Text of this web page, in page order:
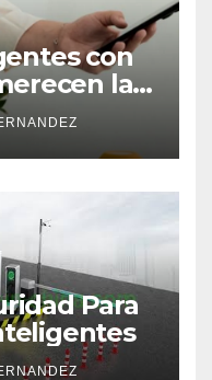
con
la
Para